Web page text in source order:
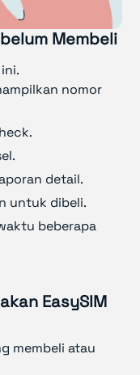
Membeli
nomor
detail.
untuk dibeli.
beberapa
EasySIM
membeli atau